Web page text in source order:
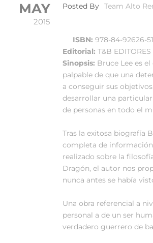
MAY
2015
Posted By Team Alto
ISBN: 978-84-92626-
Editorial: T&B EDITORES
Sinopsis: Bruce Lee es
palpable de que una
a conseguir sus
desarrollar una
de personas en todo el
Tras la exitosa biografía
completa de
realizado sobre la
Dragón, el autor nos
nunca antes se había
Una obra referencial a
personal a de un ser
verdadero guerrero de